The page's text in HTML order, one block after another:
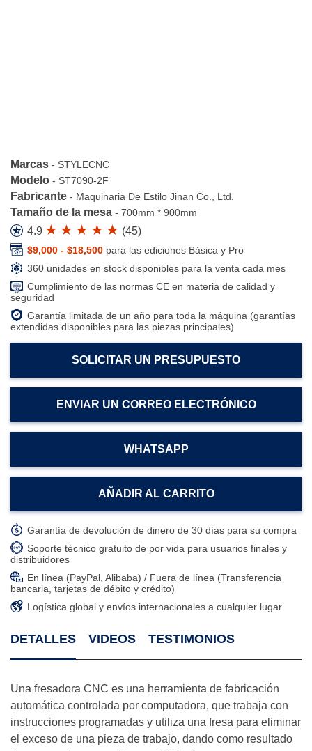
Marcas - STYLECNC
Modelo - ST7090-2F
Fabricante - Maquinaria De Estilo Jinan Co., Ltd.
Tamaño de la mesa - 700mm * 900mm
4.9 (45)
$9,000 - $18,500 para las ediciones Básica y Pro
360 unidades en stock disponibles para la venta cada mes
Cumplimiento de las normas CE en materia de calidad y
seguridad
Garantía limitada de un año para toda la máquina (garantías
extendidas disponibles para las piezas principales)
SOLICITAR UN PRESUPUESTO
ENVIAR UN CORREO ELECTRÓNICO
WHATSAPP
AÑADIR AL CARRITO
Garantía de devolución de dinero de 30 días para su compra
Soporte técnico gratuito de por vida para usuarios finales y
distribuidores
En línea (PayPal, Alibaba) / Fuera de línea (Transferencia
bancaria, tarjetas de débito y crédito)
Logística global y envíos internacionales a cualquier lugar
DETALLES VIDEOS TESTIMONIOS
Una fresadora CNC es una herramienta de fabricación
automática controlada por computadora, que trabaja con
instrucciones programadas y utiliza una fresa para eliminar
el exceso de una pieza de trabajo, dando como resultado